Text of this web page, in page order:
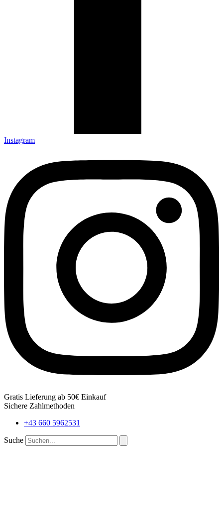
Instagram
Gratis Lieferung ab 50€ Einkauf
Sichere Zahlmethoden
+43 660 5962531
Suche